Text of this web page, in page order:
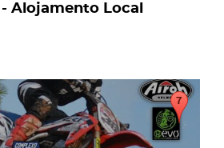
Alojamento Local